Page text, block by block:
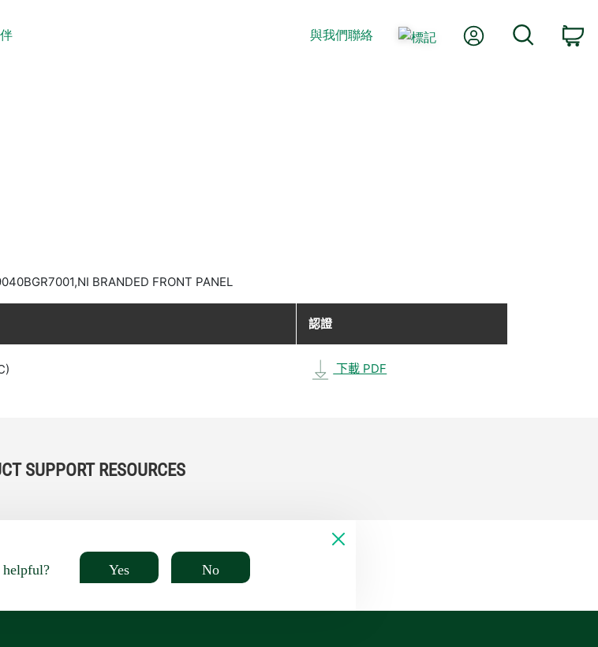
與我們聯絡 我的帳號
BRANDED FRONT PANEL
認證
下載 PDF
SUPPORT RESOURCES
Yes No